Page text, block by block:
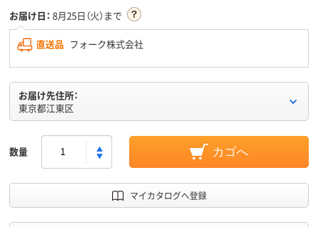
お届け日： 8月25日（火）まで
直送品 フォーク株式会社
お届け先住所：
東京都江東区
数量 カゴへ
マイカタログへ登録